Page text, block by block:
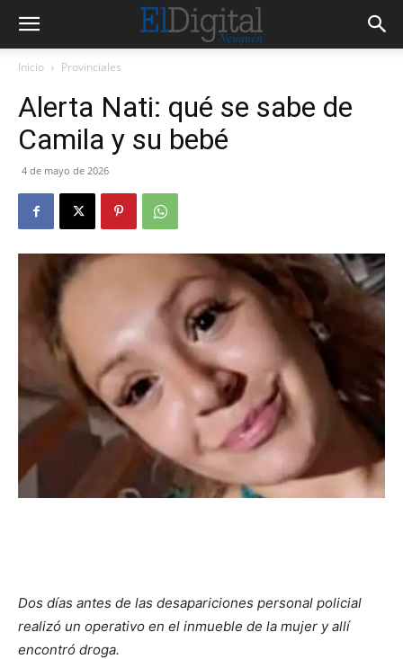
Inicio Provinciales
Alerta Nati: qué se sabe de
Camila y su bebé
4 de mayo de 2026
Dos días antes de las desapariciones personal policial
realizó un operativo en el inmueble de la mujer y allí
encontró droga.